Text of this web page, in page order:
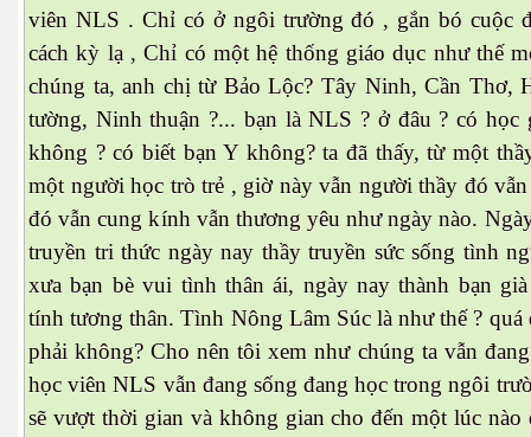
viên NLS . Chỉ có ở ngôi trường đó , gắn bó cuộc
cách kỳ lạ , Chỉ có một hệ thống giáo dục như thế
chúng ta, anh chị từ Bảo Lộc? Tây Ninh, Cần Thơ,
tường, Ninh thuận ?... bạn là NLS ? ở đâu ? có học
không ? có biết bạn Y không? ta đã thấy, từ một
một người học trò trẻ , giờ này vẫn người thầy đó
đó vẫn cung kính vẫn thương yêu như ngày nào.
truyền tri thức ngày nay thầy truyền sức sống tình
xưa bạn bè vui tình thân ái, ngày nay thành bạn
tính tương thân. Tình Nông Lâm Súc là như thế ? quá
phải không? Cho nên tôi xem như chúng ta vẫn
học viên NLS vẫn đang sống đang học trong ngôi
sẽ vượt thời gian và không gian cho đến một lúc nào